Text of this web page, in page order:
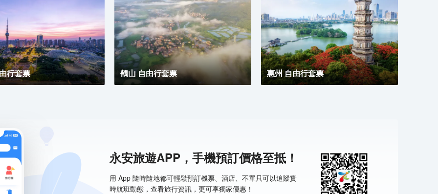
行套票 鶴山 自由行套票 惠州 自由行套票
永安旅遊APP，手機預訂價格至抵！
用 App 隨時隨地都可輕鬆預訂機票、酒店、不單只可以追蹤實
時航班動態，查看旅行資訊，更可享獨家優惠！